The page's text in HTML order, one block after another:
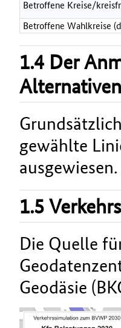
Betroffene Kreise/
Betroffene Wahlkreise
1.4 Der
gewählte
ausgewiesen.
1.5
Die Quelle
Geodäsie